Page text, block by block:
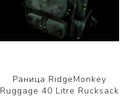
Раница RidgeMonkey
Ruggage 40 Litre Rucksack